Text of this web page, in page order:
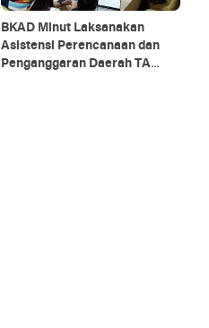
BKAD Minut Laksanakan
Asistensi Perencanaan dan
Penganggaran Daerah TA